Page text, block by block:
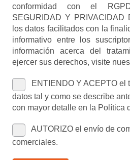
conformidad con el
SEGURIDAD Y PRIVACIDAD
los datos facilitados con la
informativo entre los
información acerca del
ejercer sus derechos, visite
ENTIENDO Y ACEPTO el
datos tal y como se describe
con mayor detalle en la Política
AUTORIZO el envío de
comerciales.